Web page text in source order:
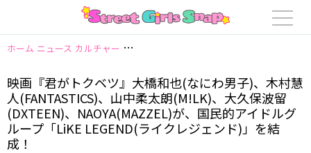
ホーム ニュース カルチャー 映画『君がトクベツ』大橋和也(なにわ男子)、
映画『君がトクベツ』大橋和也(なにわ男子)、木村慧
人(FANTASTICS)、山中柔太朗(M!LK)、大久保波留
(DXTEEN)、NAOYA(MAZZEL)が、国民的アイドルグ
ループ「LiKE LEGEND(ライクレジェンド)」を結
成！